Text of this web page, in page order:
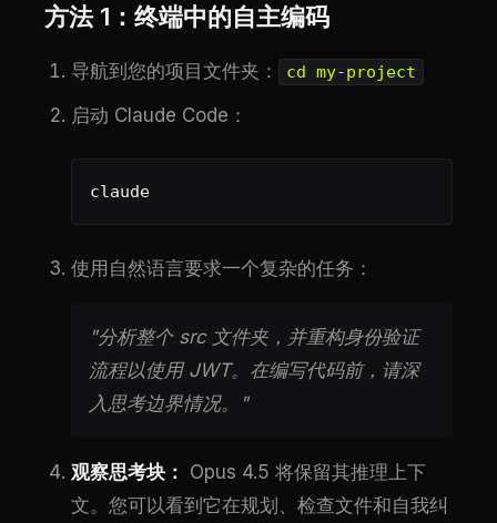
方法 1：终端中的自主编码
导航到您的项目文件夹： cd my-project
启动 Claude Code：
claude
使用自然语言要求一个复杂的任务：
"分析整个 src 文件夹，并重构身份验证
流程以使用 JWT。在编写代码前，请深
入思考边界情况。"
观察思考块： Opus 4.5 将保留其推理上下
文。您可以看到它在规划、检查文件和自我纠